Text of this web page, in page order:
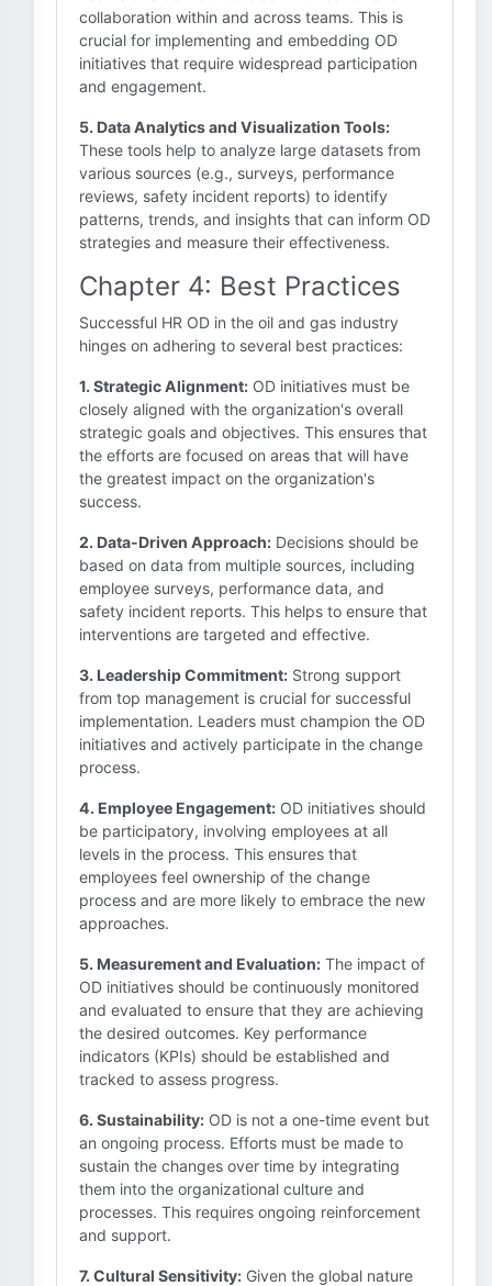
collaboration within and across teams. This is
crucial for implementing and embedding OD
initiatives that require widespread participation
and engagement.
5. Data Analytics and Visualization Tools:
These tools help to analyze large datasets from
various sources (e.g., surveys, performance
reviews, safety incident reports) to identify
patterns, trends, and insights that can inform OD
strategies and measure their effectiveness.
Chapter 4: Best Practices
Successful HR OD in the oil and gas industry
hinges on adhering to several best practices:
1. Strategic Alignment: OD initiatives must be
closely aligned with the organization's overall
strategic goals and objectives. This ensures that
the efforts are focused on areas that will have
the greatest impact on the organization's
success.
2. Data-Driven Approach: Decisions should be
based on data from multiple sources, including
employee surveys, performance data, and
safety incident reports. This helps to ensure that
interventions are targeted and effective.
3. Leadership Commitment: Strong support
from top management is crucial for successful
implementation. Leaders must champion the OD
initiatives and actively participate in the change
process.
4. Employee Engagement: OD initiatives should
be participatory, involving employees at all
levels in the process. This ensures that
employees feel ownership of the change
process and are more likely to embrace the new
approaches.
5. Measurement and Evaluation: The impact of
OD initiatives should be continuously monitored
and evaluated to ensure that they are achieving
the desired outcomes. Key performance
indicators (KPIs) should be established and
tracked to assess progress.
6. Sustainability: OD is not a one-time event but
an ongoing process. Efforts must be made to
sustain the changes over time by integrating
them into the organizational culture and
processes. This requires ongoing reinforcement
and support.
7. Cultural Sensitivity: Given the global nature